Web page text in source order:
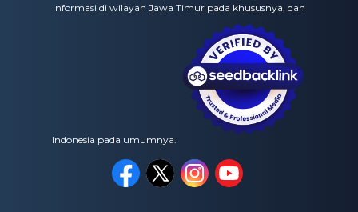
informasi di wilayah Jawa Timur pada khususnya, dan
Indonesia pada umumnya.